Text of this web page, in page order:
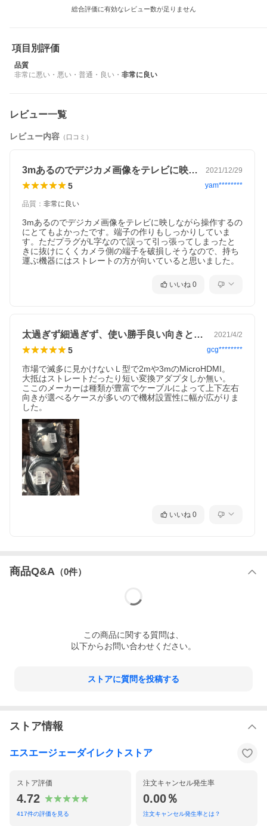
総合評価に有効なレビュー数が足りません
項目別評価
品質
非常に悪い ・ 悪い ・ 普通 ・ 良い ・ 非常に良い
レビュー一覧
レビュー内容 （口コミ）
3mあるのでデジカメ画像をテレビに映し… 2021/12/29
5 yam********
品質 ： 非常に良い
3mあるのでデジカメ画像をテレビに映しながら操作するの
にとてもよかったです。端子の作りもしっかりしていま
す。ただプラグがL字なので誤って引っ張ってしまったと
きに抜けにくくカメラ側の端子を破損しそうなので、持ち
運ぶ機器にはストレートの方が向いていると思いました。
いいね 0
太過ぎず細過ぎず、使い勝手良い向きと長さ 2021/4/2
5 gcg********
市場で滅多に見かけないＬ型で2mや3mのMicroHDMI。
大抵はストレートだったり短い変換アダプタしか無い。
ここのメーカーは種類が豊富でケーブルによって上下左右
向きが選べるケースが多いので機材設置性に幅が広がりま
した。
いいね 0
商品Q&A （0件）
この商品に関する質問は、
以下からお問い合わせください。
ストアに質問を投稿する
ストア情報
エスエージェーダイレクトストア
ストア評価
4.72
417件の評価を見る
注文キャンセル発生率
0.00％
注文キャンセル発生率とは？